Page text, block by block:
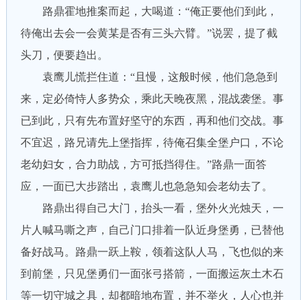
路鼎霍地推案而起，大喝道：“俺正要他们到此，
待俺出去会一会黄某是否有三头六臂。”说罢，提了截
头刀，便要趋出。
袁鹰儿慌拦住道：“且慢，这般时候，他们急急到
来，定必倚恃人多势众，乘此天晚夜黑，混战袭堡。事
已到此，只有先布置好坚守的东西，再和他们交战。事
不宜迟，路兄请先上堡指挥，待俺召集全堡户口，不论
老幼妇女，合力助战，方可抵挡得住。”路鼎一面答
应，一面已大步踏出，袁鹰儿也急急知会老幼去了。
路鼎出得自己大门，抬头一看，堡外火光烛天，一
片人喊马嘶之声，自己门口排着一队近身堡勇，已替他
备好战马。路鼎一跃上鞍，领着这队人马，飞也似的来
到前堡，只见堡勇们一面张弓搭箭，一面搬运灰土木石
等一切守城之具，却都暗地布置，并不举火，人心也并